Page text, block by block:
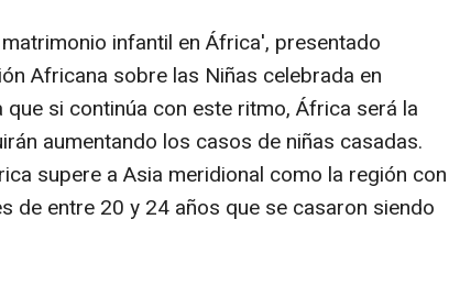
infantil en África', presentado
Africana sobre las Niñas celebrada en
que si continúa con este ritmo, África será la
aumentando los casos de niñas casadas.
supere a Asia meridional como la región con
de entre 20 y 24 años que se casaron siendo